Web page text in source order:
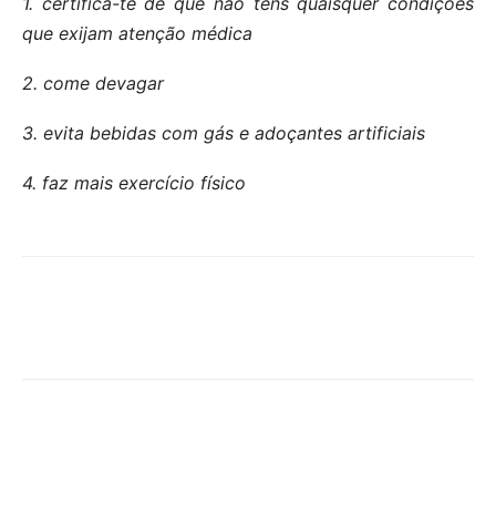
que exijam atenção médica
2. come devagar
3. evita bebidas com gás e adoçantes artificiais
4. faz mais exercício físico